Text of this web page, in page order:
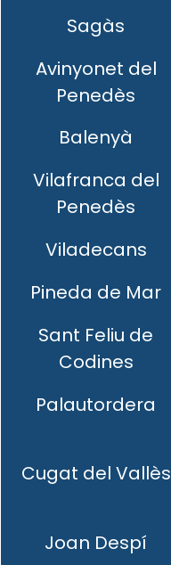
Sagàs
Avinyonet del
Penedès
Balenyà
Vilafranca del
Penedès
Viladecans
Pineda de Mar
Sant Feliu de
Codines
Palautordera
Cugat del Vallès
Joan Despí